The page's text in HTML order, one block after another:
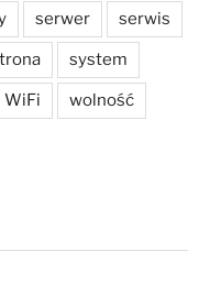
serwer serwis
system
WiFi wolność